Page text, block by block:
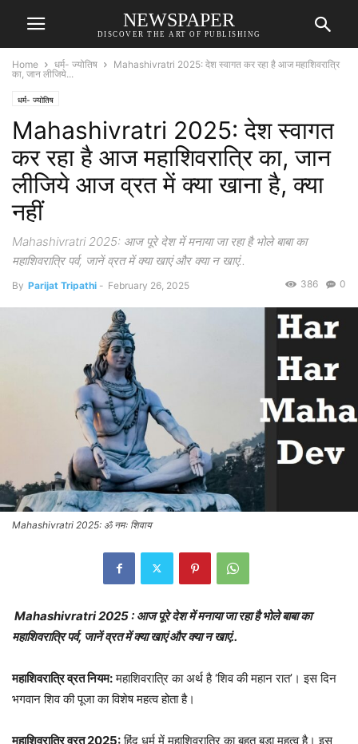
NEWSPAPER
DISCOVER THE ART OF PUBLISHING
Home धर्म- ज्योतिष
Mahashivratri 2025: देश स्वागत कर रहा है आज महाशिवरात्रि
का, जान लीजिये...
धर्म- ज्योतिष
Mahashivratri 2025: देश स्वागत
कर रहा है आज महाशिवरात्रि का, जान
लीजिये आज व्रत में क्या खाना है, क्या
नहीं
Mahashivratri 2025: आज पूरे देश में मनाया जा रहा है भोले बाबा का
महाशिवरात्रि पर्व, जानें व्रत में क्या खाएं और क्या न खाएं..
By Parijat Tripathi - February 26, 2025 0
386
Mahashivratri 2025: ॐ नमः शिवाय
Mahashivratri 2025 : आज पूरे देश में मनाया जा रहा है भोले बाबा का
महाशिवरात्रि पर्व, जानें व्रत में क्या खाएं और क्या न खाएं..
महाशिवरात्रि व्रत नियम:महाशिवरात्रि का अर्थ है ‘शिव की महान रात’। इस दिन
भगवान शिव की पूजा का विशेष महत्व होता है।
महाशिवरात्रि व्रत 2025:हिंदू धर्म में महाशिवरात्रि का बहुत बड़ा महत्व है। इस